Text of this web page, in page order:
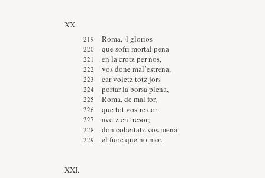
XX.
Roma, ·l glorios
que sofri mortal pena
en la crotz per nos,
vos done mal’estrena,
car voletz totz jors
portar la borsa plena,
Roma, de mal for,
que tot vostre cor
avetz en tresor;
don cobeitatz vos mena
el fuoc que no mor.
XXI.